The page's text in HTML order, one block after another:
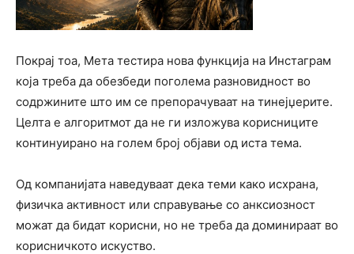
Покрај тоа, Мета тестира нова функција на Инстаграм
која треба да обезбеди поголема разновидност во
содржините што им се препорачуваат на тинејџерите.
Целта е алгоритмот да не ги изложува корисниците
континуирано на голем број објави од иста тема.
Од компанијата наведуваат дека теми како исхрана,
физичка активност или справување со анксиозност
можат да бидат корисни, но не треба да доминираат во
корисничкото искуство.